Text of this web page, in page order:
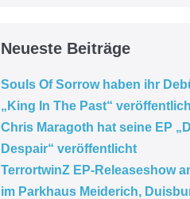
Neueste Beiträge
Souls Of Sorrow haben ihr
„King In The Past“
Chris Maragoth hat seine EP
Despair“ veröffentlicht
TerrortwinZ EP-Releaseshow
im Parkhaus Meiderich,